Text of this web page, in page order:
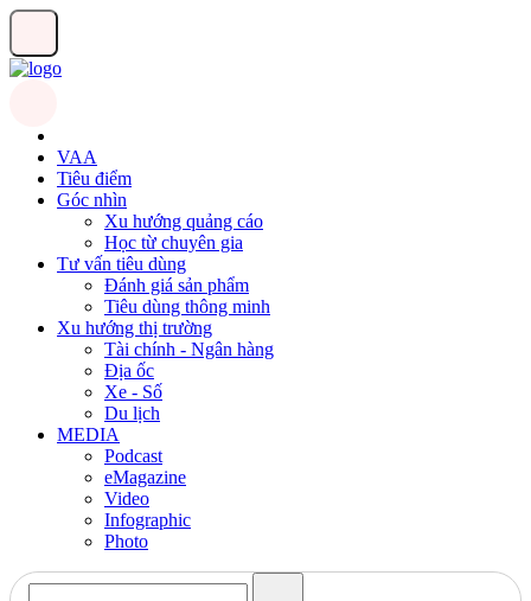
VAA
Tiêu điểm
Góc nhìn
Xu hướng quảng cáo
Học từ chuyên gia
Tư vấn tiêu dùng
Đánh giá sản phẩm
Tiêu dùng thông minh
Xu hướng thị trường
Tài chính - Ngân hàng
Địa ốc
Xe - Số
Du lịch
MEDIA
Podcast
eMagazine
Video
Infographic
Photo